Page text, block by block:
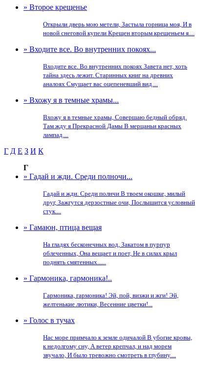
» Второе крещенье
Открыли дверь мою метели, Застыла горница моя, И в
новой снеговой купели Крещен вторым крещеньем я....
» Входите все. Во внутренних покоях...
Входите все. Во внутренних покоях Завета нет, хоть
тайна здесь лежит. Старинных книг на древних
аналоях Смущает вас оцепеневший вид....
» Вхожу я в темные храмы...
Вхожу я в темные храмы, Совершаю бедный обряд.
Там жду я Прекрасной Дамы В мерцаньи красных
лампад....
Г Д Е З И К
Г
» Гадай и жди. Среди полночи...
Гадай и жди. Среди полнчи В твоем окошке, милый
друг, Зажгутся дерзостные очи, Послышится условный
стук....
» Гамаюн, птица вещая
На гладях бесконечных вод, Закатом в пурпур
облеченных, Она вещает и поет, Не в силах крыл
поднять смятенных......
» Гармоника, гармоника!..
Гармоника, гармоника! Эй, пой, визжи и жги! Эй,
желтенькие лютики, Весенние цветки!...
» Голос в тучах
Нас море примчало к земле одичалой В убогие кровы,
к недолгому сну, А ветер крепчал, и над морем
звучало, И было тревожно смотреть в глубину....